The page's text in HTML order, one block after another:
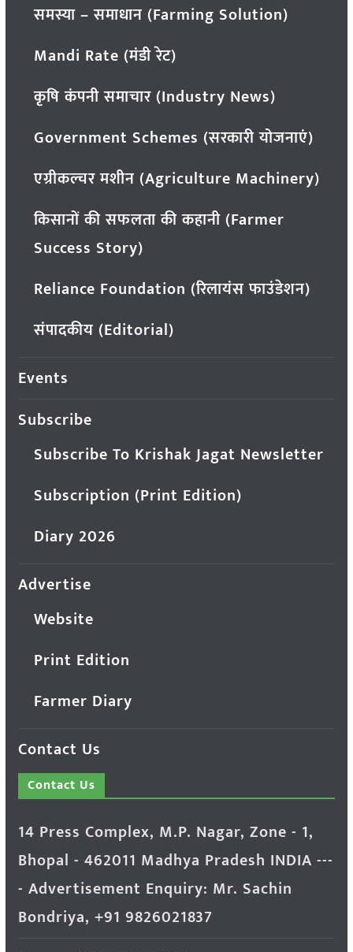
समस्या – समाधान (Farming Solution)
Mandi Rate (मंडी रेट)
कृषि कंपनी समाचार (Industry News)
Government Schemes (सरकारी योजनाएं)
एग्रीकल्चर मशीन (Agriculture Machinery)
किसानों की सफलता की कहानी (Farmer
Success Story)
Reliance Foundation (रिलायंस फाउंडेशन)
संपादकीय (Editorial)
Events
Subscribe
Subscribe To Krishak Jagat Newsletter
Subscription (Print Edition)
Diary 2026
Advertise
Website
Print Edition
Farmer Diary
Contact Us
Contact Us
14 Press Complex, M.P. Nagar, Zone - 1,
Bhopal - 462011 Madhya Pradesh INDIA ---
- Advertisement Enquiry: Mr. Sachin
Bondriya, +91 9826021837